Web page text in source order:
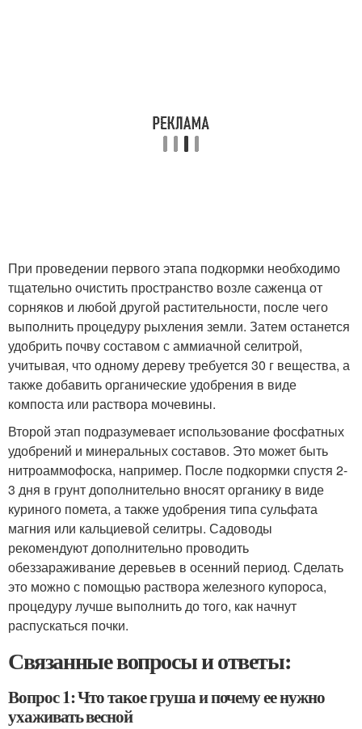
При проведении первого этапа подкормки необходимо
тщательно очистить пространство возле саженца от
сорняков и любой другой растительности, после чего
выполнить процедуру рыхления земли. Затем останется
удобрить почву составом с аммиачной селитрой,
учитывая, что одному дереву требуется 30 г вещества, а
также добавить органические удобрения в виде
компоста или раствора мочевины.
Второй этап подразумевает использование фосфатных
удобрений и минеральных составов. Это может быть
нитроаммофоска, например. После подкормки спустя 2-
3 дня в грунт дополнительно вносят органику в виде
куриного помета, а также удобрения типа сульфата
магния или кальциевой селитры. Садоводы
рекомендуют дополнительно проводить
обеззараживание деревьев в осенний период. Сделать
это можно с помощью раствора железного купороса,
процедуру лучше выполнить до того, как начнут
распускаться почки.
Связанные вопросы и ответы:
Вопрос 1: Что такое груша и почему ее нужно
ухаживать весной